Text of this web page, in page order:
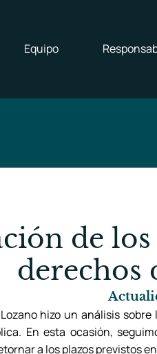
Equipo
de
derechos
hizo un análisis
En esta ocasión,
a los plazos previstos